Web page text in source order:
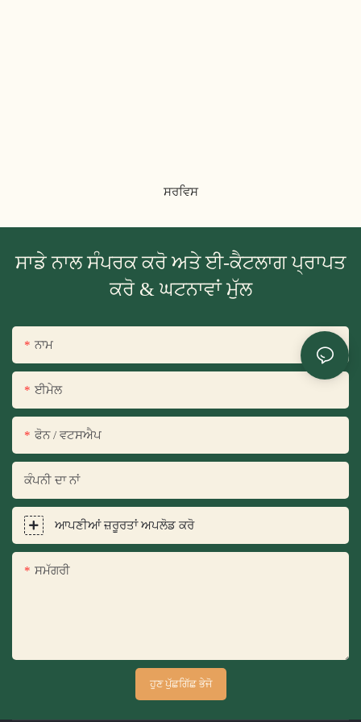
ਸਰਵਿਸ
ਸਾਡੇ ਨਾਲ ਸੰਪਰਕ ਕਰੋ ਅਤੇ ਈ-ਕੈਟਲਾਗ ਪ੍ਰਾਪਤ
ਕਰੋ & ਘਟਨਾਵਾਂ ਮੁੱਲ
ਨਾਮ
ਈਮੇਲ
ਫੋਨ / ਵਟਸਐਪ
ਕੰਪਨੀ ਦਾ ਨਾਂ
ਆਪਣੀਆਂ ਜ਼ਰੂਰਤਾਂ ਅਪਲੋਡ ਕਰੋ
ਸਮੱਗਰੀ
ਹੁਣ ਪੁੱਛਗਿੱਛ ਭੇਜੋ